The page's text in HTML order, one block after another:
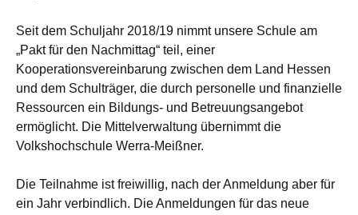
Seit dem Schuljahr 2018/19 nimmt unsere Schule am
„Pakt für den Nachmittag“ teil, einer
Kooperationsvereinbarung zwischen dem Land Hessen
und dem Schulträger, die durch personelle und finanzielle
Ressourcen ein Bildungs- und Betreuungsangebot
ermöglicht. Die Mittelverwaltung übernimmt die
Volkshochschule Werra-Meißner.
Die Teilnahme ist freiwillig, nach der Anmeldung aber für
ein Jahr verbindlich. Die Anmeldungen für das neue